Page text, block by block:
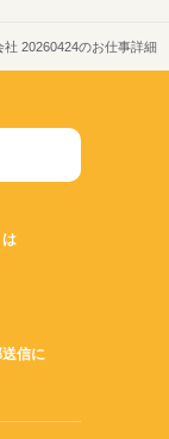
20260424のお仕事詳細
信に